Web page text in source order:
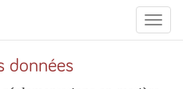
Toggle
données